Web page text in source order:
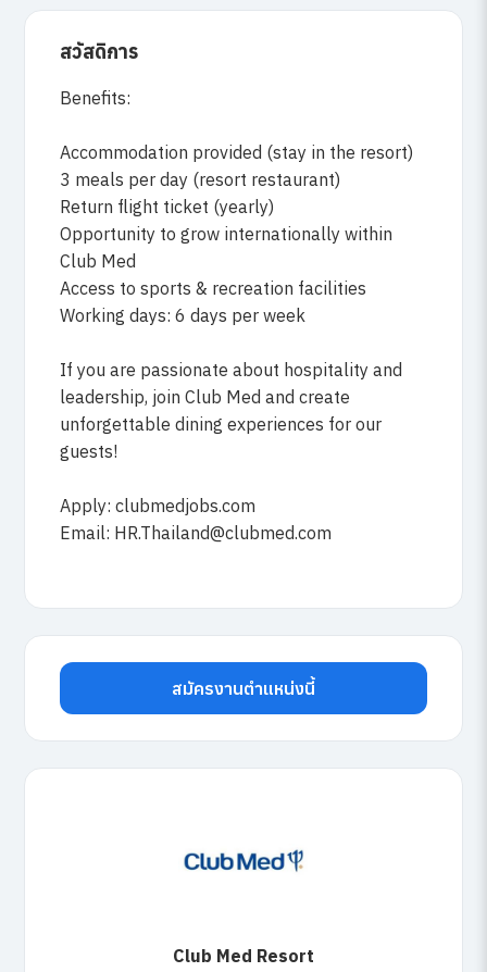
สวัสดิการ
Benefits:
Accommodation provided (stay in the resort)
3 meals per day (resort restaurant)
Return flight ticket (yearly)
Opportunity to grow internationally within
Club Med
Access to sports & recreation facilities
Working days: 6 days per week
If you are passionate about hospitality and
leadership, join Club Med and create
unforgettable dining experiences for our
guests!
Apply: clubmedjobs.com
Email: HR.Thailand@clubmed.com
สมัครงานตำแหน่งนี้
Club Med Resort